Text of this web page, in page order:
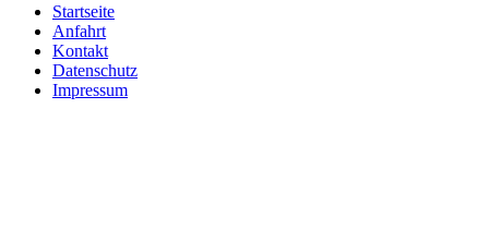
Startseite
Anfahrt
Kontakt
Datenschutz
Impressum